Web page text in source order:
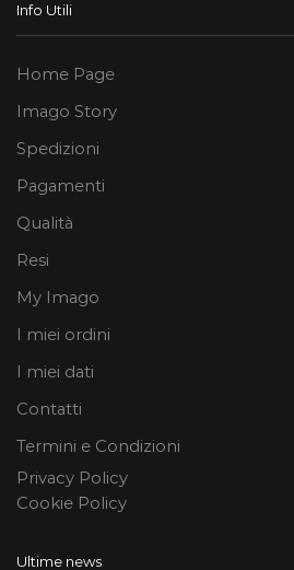
Info Utili
Home Page
Imago Story
Spedizioni
Pagamenti
Qualità
Resi
My Imago
I miei ordini
I miei dati
Contatti
Termini e Condizioni
Privacy Policy
Cookie Policy
Ultime news